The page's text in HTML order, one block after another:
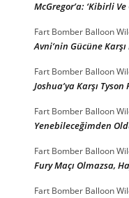
McGregor’a: ‘Kibirli Ve
Fart Bomber Balloon
Avni’nin Gücüne
Fart Bomber Balloon
Joshua’ya Karşı Tyson
Fart Bomber Balloon
Yenebileceğimden
Fart Bomber Balloon
Fury Maçı Olmazsa,
Fart Bomber Balloon